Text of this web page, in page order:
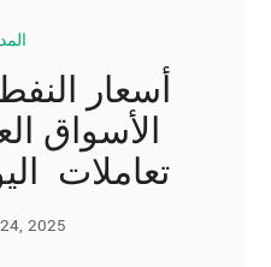
الأسواق
تعاملات اليوم 24
2025